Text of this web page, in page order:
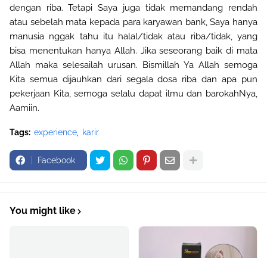
dengan riba. Tetapi Saya juga tidak memandang rendah
atau sebelah mata kepada para karyawan bank, Saya hanya
manusia nggak tahu itu halal/tidak atau riba/tidak, yang
bisa menentukan hanya Allah. Jika seseorang baik di mata
Allah maka selesailah urusan. Bismillah Ya Allah semoga
Kita semua dijauhkan dari segala dosa riba dan apa pun
pekerjaan Kita, semoga selalu dapat ilmu dan barokahNya,
Aamiin.
Tags: experience karir
Facebook
You might like